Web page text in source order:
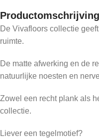
Productomschrijving
De Vivafloors collectie
ruimte.
De matte afwerking en de
natuurlijke noesten en
Zowel een recht plank als
collectie.
Liever een tegelmotief?